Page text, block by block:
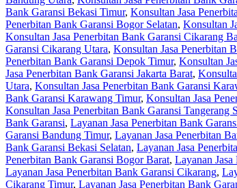
Bank Garansi Bekasi Timur, Konsultan Jasa
Penerbitan Bank Garansi Bogor Selatan, Konsultan
Konsultan Jasa Penerbitan Bank Garansi Cikarang
Garansi Cikarang Utara, Konsultan Jasa Penerbitan
Penerbitan Bank Garansi Depok Timur, Konsultan
Jasa Penerbitan Bank Garansi Jakarta Barat,
Utara, Konsultan Jasa Penerbitan Bank Garansi
Bank Garansi Karawang Timur, Konsultan Jasa
Konsultan Jasa Penerbitan Bank Garansi Tangerang
Bank Garansi, Layanan Jasa Penerbitan Bank
Garansi Bandung Timur, Layanan Jasa Penerbitan
Bank Garansi Bekasi Selatan, Layanan Jasa
Penerbitan Bank Garansi Bogor Barat, Layanan
Layanan Jasa Penerbitan Bank Garansi Cikarang,
Cikarang Timur, Layanan Jasa Penerbitan Bank